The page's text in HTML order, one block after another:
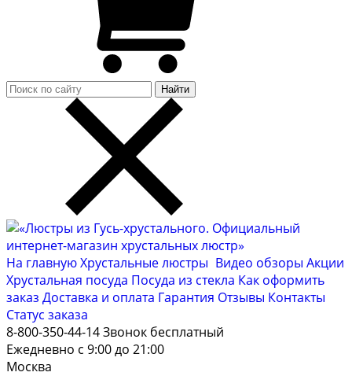
Найти
На главнуюХрустальные люстры Видео обзоры Акции
Хрустальная посуда Посуда из стекла Как оформить
заказ Доставка и оплата Гарантия Отзывы Контакты
Cтатус заказа
8-800-350-44-14Звонок бесплатный
Ежедневно с 9:00 до 21:00
Москва